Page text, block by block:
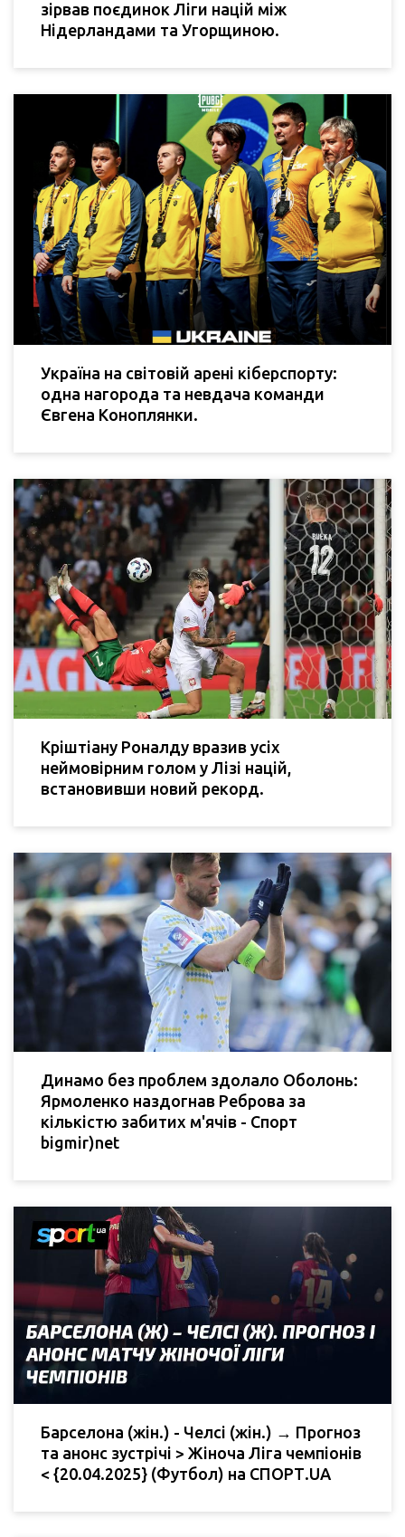
зірвав поєдинок Ліги націй між
Нідерландами та Угорщиною.
Україна на світовій арені кіберспорту:
одна нагорода та невдача команди
Євгена Коноплянки.
Кріштіану Роналду вразив усіх
неймовірним голом у Лізі націй,
встановивши новий рекорд.
Динамо без проблем здолало Оболонь:
Ярмоленко наздогнав Реброва за
кількістю забитих м'ячів - Спорт
bigmir)net
Барселона (жін.) - Челсі (жін.) → Прогноз
та анонс зустрічі > Жіноча Ліга чемпіонів
< {20.04.2025} (Футбол) на СПОРТ.UA